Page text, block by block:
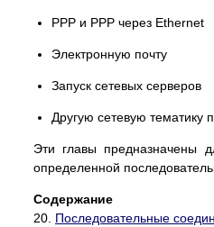
PPP и PPP через Ethernet
Электронную почту
Запуск сетевых серверов
Другую сетевую тематику
Эти главы предназначены
определенной
Содержание
20. Последовательные